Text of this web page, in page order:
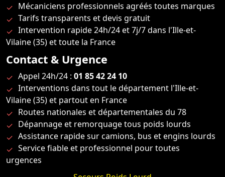
Mécaniciens professionnels agréés toutes marques
Tarifs transparents et devis gratuit
Intervention rapide 24h/24 et 7j/7 dans l'Ille-et-
Vilaine (35) et toute la France
Contact & Urgence
Appel 24h/24 : 01 85 42 24 10
Interventions dans tout le département l'Ille-et-
Vilaine (35) et partout en France
Routes nationales et départementales du 78
Dépannage et remorquage tous poids lourds
Assistance rapide sur camions, bus et engins lourds
Service fiable et professionnel pour toutes
urgences